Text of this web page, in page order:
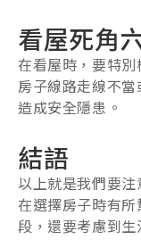
看屋死角
在看屋時，要特
房子線路走線不
造成安全隱患。
結語
以上就是我們要
在選擇房子時有
段，還要考慮到生